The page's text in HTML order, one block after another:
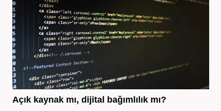
Açık kaynak mı, dijital bağımlılık mı?